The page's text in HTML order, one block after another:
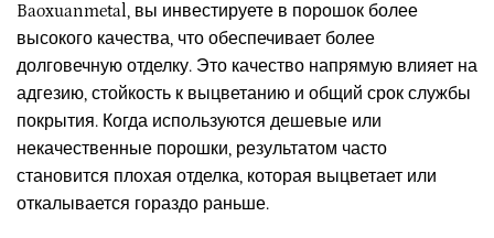
Baoxuanmetal, вы инвестируете в порошок более
высокого качества, что обеспечивает более
долговечную отделку. Это качество напрямую влияет на
адгезию, стойкость к выцветанию и общий срок службы
покрытия. Когда используются дешевые или
некачественные порошки, результатом часто
становится плохая отделка, которая выцветает или
откалывается гораздо раньше.